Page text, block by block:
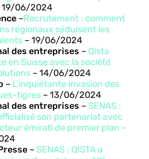
/06/2024
–Recrutement : comment
régionaux séduisent les
– 19/06/2024
des entreprises – Qista
en Suisse avec la société
– 14/06/2024
– L’inquiétante invasion des
tigres – 13/06/2024
des entreprises – SENAS :
son partenariat avec
émirati de premier plan –
– SENAS : QISTA a